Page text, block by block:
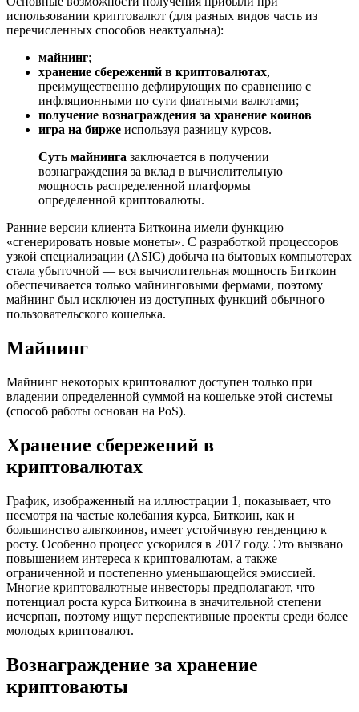
использовании криптовалют (для разных видов часть из
перечисленных способов неактуальна):
майнинг;
хранение сбережений в криптовалютах,
преимущественно дефлирующих по сравнению с
инфляционными по сути фиатными валютами;
получение вознаграждения за хранение коинов
игра на бирже используя разницу курсов.
Суть майнинга заключается в получении
вознаграждения за вклад в вычислительную
мощность распределенной платформы
определенной криптовалюты.
Ранние версии клиента Биткоина имели функцию
«сгенерировать новые монеты». С разработкой процессоров
узкой специализации (ASIC) добыча на бытовых компьютерах
стала убыточной — вся вычислительная мощность Биткоин
обеспечивается только майнинговыми фермами, поэтому
майнинг был исключен из доступных функций обычного
пользовательского кошелька.
Майнинг
Майнинг некоторых криптовалют доступен только при
владении определенной суммой на кошельке этой системы
(способ работы основан на PoS).
Хранение сбережений в
криптовалютах
График, изображенный на иллюстрации 1, показывает, что
несмотря на частые колебания курса, Биткоин, как и
большинство альткоинов, имеет устойчивую тенденцию к
росту. Особенно процесс ускорился в 2017 году. Это вызвано
повышением интереса к криптовалютам, а также
ограниченной и постепенно уменьшающейся эмиссией.
Многие криптовалютные инвесторы предполагают, что
потенциал роста курса Биткоина в значительной степени
исчерпан, поэтому ищут перспективные проекты среди более
молодых криптовалют.
Вознаграждение за хранение
криптоваюты